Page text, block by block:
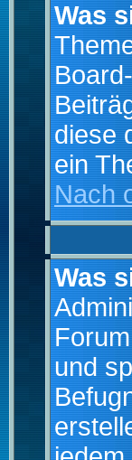
Was
diese
ein
Nach
Was
und